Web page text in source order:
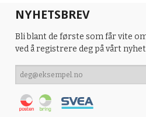
NYHETSBREV
Bli blant de første som får vite
ved å registrere deg på vårt